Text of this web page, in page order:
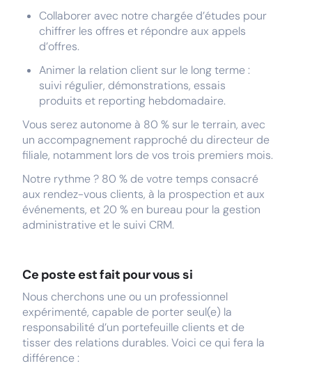
Collaborer avec notre chargée d’études pour
chiffrer les offres et répondre aux appels
d’offres.
Animer la relation client sur le long terme :
suivi régulier, démonstrations, essais
produits et reporting hebdomadaire.
Vous serez autonome à 80 % sur le terrain, avec
un accompagnement rapproché du directeur de
filiale, notamment lors de vos trois premiers mois.
Notre rythme ? 80 % de votre temps consacré
aux rendez-vous clients, à la prospection et aux
événements, et 20 % en bureau pour la gestion
administrative et le suivi CRM.
Ce poste est fait pour vous si
Nous cherchons une ou un professionnel
expérimenté, capable de porter seul(e) la
responsabilité d’un portefeuille clients et de
tisser des relations durables. Voici ce qui fera la
différence :